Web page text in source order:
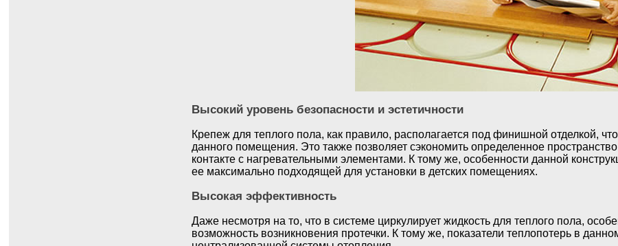
Высокий уровень безопасности и эстетичности
Крепеж для теплого пола, как правило, располагается под финишной отделкой,
данного помещения. Это также позволяет сэкономить определенное
контакте с нагревательными элементами. К тому же, особенности данной
ее максимально подходящей для установки в детских помещениях.
Высокая эффективность
Даже несмотря на то, что в системе циркулирует жидкость для теплого пола,
возможность возникновения протечки. К тому же, показатели теплопотерь в